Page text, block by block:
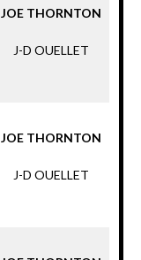
JOE THORNTON
J-D OUELLET
JOE THORNTON
J-D OUELLET